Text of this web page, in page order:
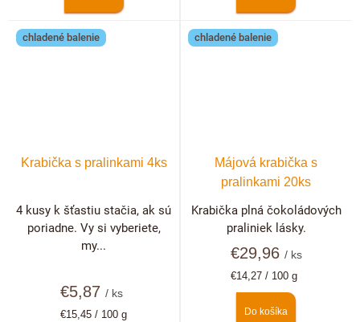
chladené balenie
Krabička s pralinkami 4ks
€5,87/ ks
Jednotková
€15,45 / 100 g
4 kusy k šťastiu stačia, ak sú
poriadne. Vy si vyberiete,
my...
chladené balenie
Májová krabička s
pralinkami 20ks
€29,96 / ks
Jednotková
€14,27 / 100 g
Do košíka
Krabička plná čokoládových
praliniek lásky.